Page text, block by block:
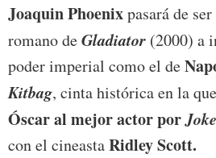
Joaquin Phoenixpasará de
romano deGladiator (2000) a
poder imperial como el de
Kitbag, cinta histórica en la que
Óscar al mejor actor por
con el cineastaRidley Scott.